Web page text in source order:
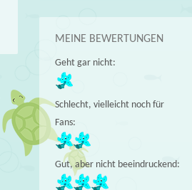
MEINE BEWERTUNGEN
Geht gar nicht:
Schlecht, vielleicht noch für
Fans:
Gut, aber nicht beeindruckend: